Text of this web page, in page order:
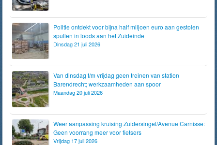
Politie ontdekt voor bijna half miljoen euro aan gestolen
spullen in loods aan het Zuideinde
Dinsdag 21 juli 2026
Van dinsdag t/m vrijdag geen treinen van station
Barendrecht; werkzaamheden aan spoor
Maandag 20 juli 2026
Weer aanpassing kruising Zuidersingel/Avenue Carnisse:
Geen voorrang meer voor fietsers
Vrijdag 17 juli 2026